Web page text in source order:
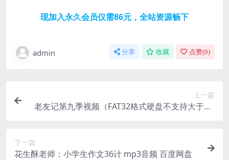
现加入永久会员仅需86元，全站资源畅下
admin 分享 收藏 点赞(0)
上一篇
老友记第九季视频（FAT32格式硬盘不支持大于4G
下一篇
花生酥老师：小学生作文36计 mp3音频 百度网盘